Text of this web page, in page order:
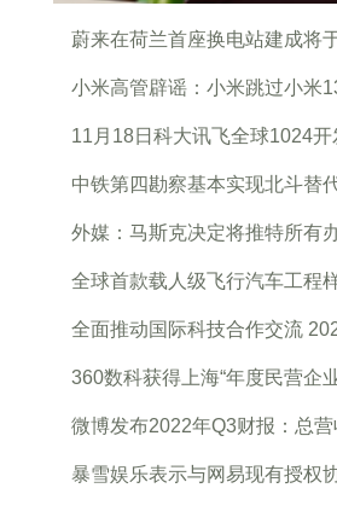
蔚来在荷兰首座换电站建成将
小米高管辟谣：小米跳过小米
11月18日科大讯飞全球1024开
中铁第四勘察基本实现北斗替
外媒：马斯克决定将推特所有
全球首款载人级飞行汽车工程
全面推动国际科技合作交流
360数科获得上海“年度民营企
微博发布2022年Q3财报：总
暴雪娱乐表示与网易现有授权